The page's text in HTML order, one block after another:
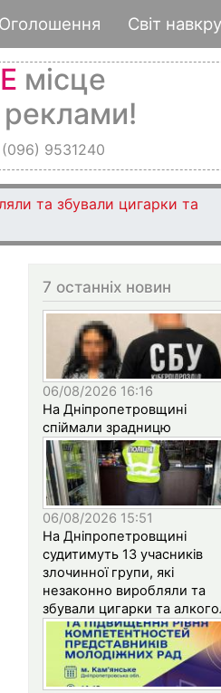
Оголошення Світ
місце
реклами!
9531240
та збували цигарки та
7 останніх новин
06/08/2026 16:16
На Дніпропетровщині
спіймали зрадницю
06/08/2026 15:51
На Дніпропетровщині
судитимуть 13 учасників
злочинної групи, які
незаконно виробляли та
збували цигарки та